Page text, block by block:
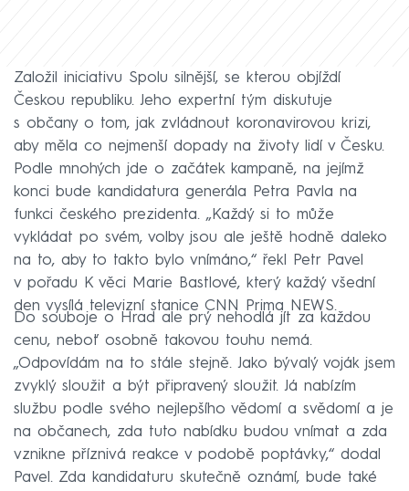
Založil iniciativu Spolu silnější, se kterou objíždí
Českou republiku. Jeho expertní tým diskutuje
s občany o tom, jak zvládnout koronavirovou krizi,
aby měla co nejmenší dopady na životy lidí v Česku.
Podle mnohých jde o začátek kampaně, na jejímž
konci bude kandidatura generála Petra Pavla na
funkci českého prezidenta. „Každý si to může
vykládat po svém, volby jsou ale ještě hodně daleko
na to, aby to takto bylo vnímáno,“ řekl Petr Pavel
v pořadu K věci Marie Bastlové, který každý všední
den vysílá televizní stanice CNN Prima NEWS.
Do souboje o Hrad ale prý nehodlá jít za každou
cenu, neboť osobně takovou touhu nemá.
„Odpovídám na to stále stejně. Jako bývalý voják jsem
zvyklý sloužit a být připravený sloužit. Já nabízím
službu podle svého nejlepšího vědomí a svědomí a je
na občanech, zda tuto nabídku budou vnímat a zda
vznikne příznivá reakce v podobě poptávky,“ dodal
Pavel. Zda kandidaturu skutečně oznámí, bude také